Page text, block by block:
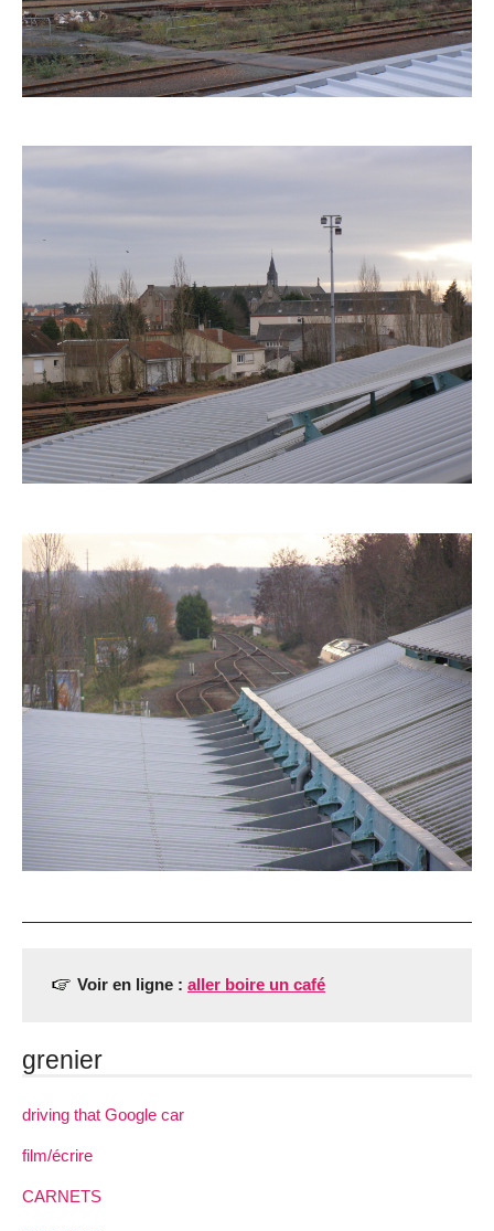
Voir en ligne : aller boire un café
grenier
driving that Google car
film/écrire
CARNETS